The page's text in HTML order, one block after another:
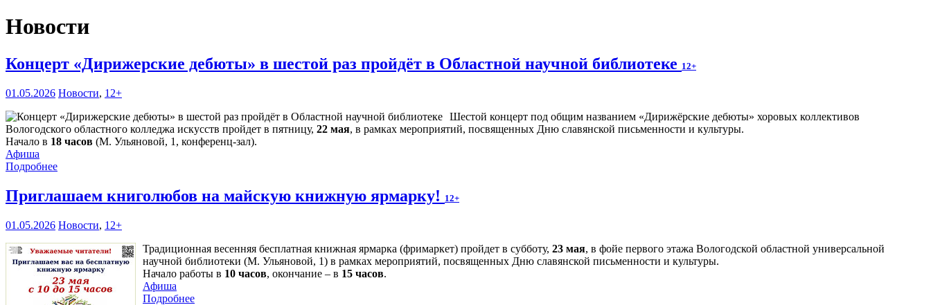
Новости
Концерт «Дирижерские дебюты» в шестой раз пройдёт в Областной научной библиотеке 12+
01.05.2026 Новости, 12+
Шестой концерт под общим названием «Дирижёрские дебюты» хоровых коллективов
Вологодского областного колледжа искусств пройдет в пятницу, 22 мая, в рамках мероприятий, посвященных Дню славянской письменности и культуры.
Начало в 18 часов (М. Ульяновой, 1, конференц-зал).
Афиша
Подробнее
Приглашаем книголюбов на майскую книжную ярмарку! 12+
01.05.2026 Новости, 12+
Традиционная весенняя бесплатная книжная ярмарка (фримаркет) пройдет в субботу, 23 мая, в фойе первого этажа Вологодской областной универсальной
научной библиотеки (М. Ульяновой, 1) в рамках мероприятий, посвященных Дню славянской письменности и культуры.
Начало работы в 10 часов, окончание – в 15 часов.
Афиша
Подробнее